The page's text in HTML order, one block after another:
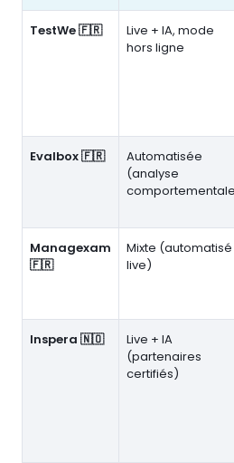
TestWe 🇫🇷
Live + IA, mode
hors ligne
Evalbox 🇫🇷
Automatisée
(analyse
Managexam
🇫🇷
Mixte
live)
Inspera 🇳🇴
Live + IA
(partenaires
certifiés)